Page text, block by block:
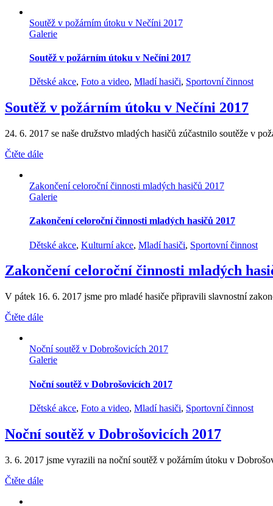
Soutěž v požárním útoku v Nečíni 2017
Galerie
Soutěž v požárním útoku v Nečíni 2017
Dětské akce, Foto a video, Mladí hasiči, Sportovní činnost
Soutěž v požárním útoku v Nečíni 2017
24. 6. 2017 se naše družstvo mladých hasičů zúčastnilo soutěže v
Čtěte dále
Zakončení celoroční činnosti mladých hasičů 2017
Galerie
Zakončení celoroční činnosti mladých hasičů 2017
Dětské akce, Kulturní akce, Mladí hasiči, Sportovní činnost
Zakončení celoroční činnosti mladých
V pátek 16. 6. 2017 jsme pro mladé hasiče připravili slavnostní
Čtěte dále
Noční soutěž v Dobrošovicích 2017
Galerie
Noční soutěž v Dobrošovicích 2017
Dětské akce, Foto a video, Mladí hasiči, Sportovní činnost
Noční soutěž v Dobrošovicích 2017
3. 6. 2017 jsme vyrazili na noční soutěž v požárním útoku v
Čtěte dále